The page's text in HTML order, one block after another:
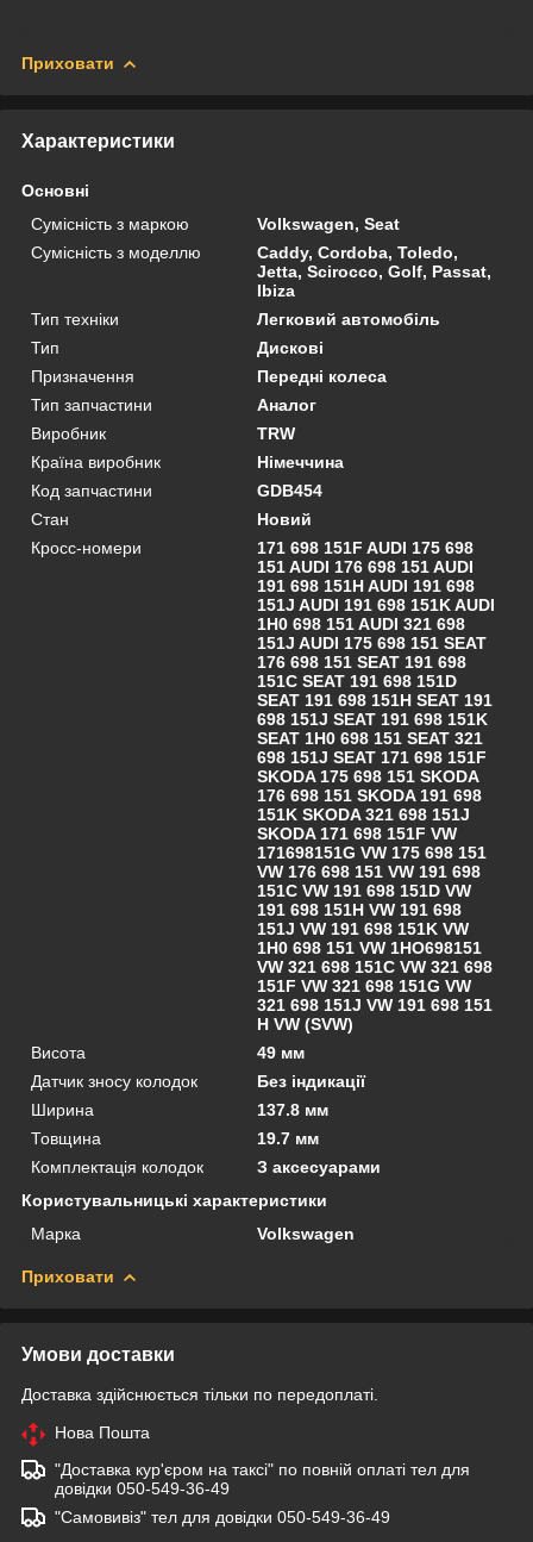
Приховати
Характеристики
Основні
Сумісність з маркою
Volkswagen, Seat
Сумісність з моделлю
Caddy, Cordoba, Toledo,
Jetta, Scirocco, Golf, Passat,
Ibiza
Тип техніки
Легковий автомобіль
Тип
Дискові
Призначення
Передні колеса
Тип запчастини
Аналог
Виробник
TRW
Країна виробник
Німеччина
Код запчастини
GDB454
Стан
Новий
Кросс-номери
171 698 151F AUDI 175 698
151 AUDI 176 698 151 AUDI
191 698 151H AUDI 191 698
151J AUDI 191 698 151K AUDI
1H0 698 151 AUDI 321 698
151J AUDI 175 698 151 SEAT
176 698 151 SEAT 191 698
151C SEAT 191 698 151D
SEAT 191 698 151H SEAT 191
698 151J SEAT 191 698 151K
SEAT 1H0 698 151 SEAT 321
698 151J SEAT 171 698 151F
SKODA 175 698 151 SKODA
176 698 151 SKODA 191 698
151K SKODA 321 698 151J
SKODA 171 698 151F VW
171698151G VW 175 698 151
VW 176 698 151 VW 191 698
151C VW 191 698 151D VW
191 698 151H VW 191 698
151J VW 191 698 151K VW
1H0 698 151 VW 1HO698151
VW 321 698 151C VW 321 698
151F VW 321 698 151G VW
321 698 151J VW 191 698 151
H VW (SVW)
Висота
49 мм
Датчик зносу колодок
Без індикації
Ширина
137.8 мм
Товщина
19.7 мм
Комплектація колодок
З аксесуарами
Користувальницькі характеристики
Марка
Volkswagen
Приховати
Умови доставки
Доставка здійснюється тільки по передоплаті.
Нова Пошта
"Доставка кур'єром на таксі" по повній оплаті тел для
довідки 050-549-36-49
"Самовивіз" тел для довідки 050-549-36-49